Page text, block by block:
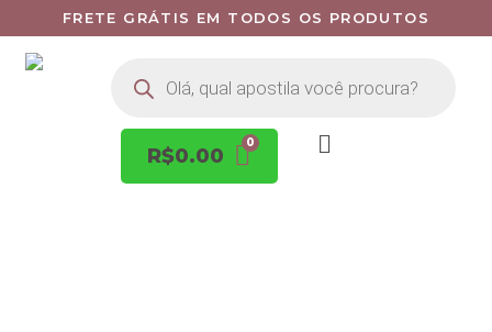
FRETE GRÁTIS EM TODOS OS PRODUTOS
R$0.00